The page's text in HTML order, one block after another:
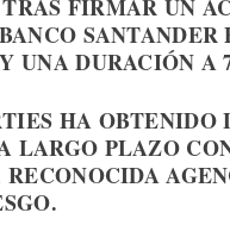
FIRMAR UN
SANTANDER
UNA DURACIÓN A
HA
LARGO PLAZO